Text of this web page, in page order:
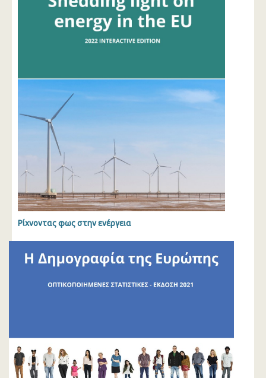
Ρίχνοντας φως στην ενέργεια